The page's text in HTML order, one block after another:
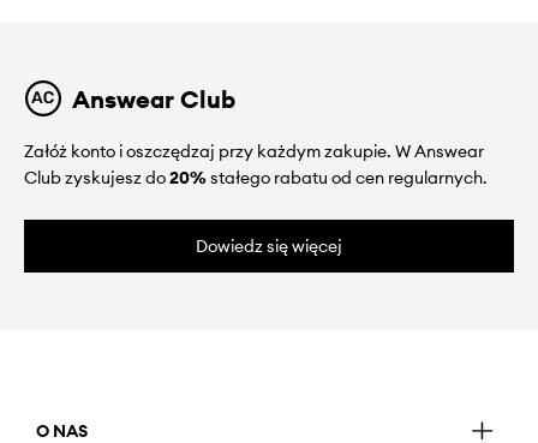
Answear Club
Załóż konto i oszczędzaj przy każdym zakupie. W Answear
Club zyskujesz do20%stałego rabatu od cen regularnych.
Dowiedz się więcej
O NAS